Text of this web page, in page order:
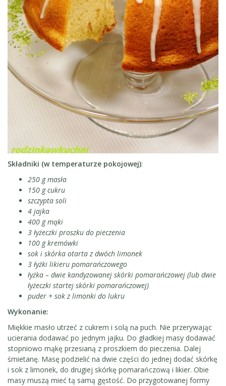
Składniki (w temperaturze pokojowej):
250 g masła
150 g cukru
szczypta soli
4 jajka
400 g mąki
3 łyżeczki proszku do pieczenia
100 g kremówki
sok i skórka otarta z dwóch limonek
3 łyżki likieru pomarańczowego
łyżka – dwie kandyzowanej skórki pomarańczowej (lub dwie
łyżeczki startej skórki pomarańczowej)
puder + sok z limonki do lukru
Wykonanie:
Miękkie masło utrzeć z cukrem i solą na puch. Nie przerywając
ucierania dodawać po jednym jajku. Do gładkiej masy dodawać
stopniowo mąkę przesianą z proszkiem do pieczenia. Dalej
śmietanę. Masę podzielić na dwie części do jednej dodać skórkę
i sok z limonek, do drugiej skórkę pomarańczową i likier. Obie
masy muszą mieć tą samą gęstość. Do przygotowanej formy